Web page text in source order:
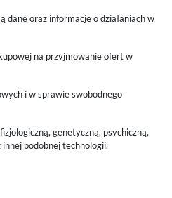
dane oraz informacje o działaniach w
na przyjmowanie ofert w
i w sprawie swobodnego
genetyczną, psychiczną,
podobnej technologii.